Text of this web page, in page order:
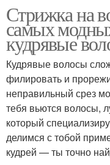
Стрижка на
самых
кудрявые
Кудрявые волосы
филировать и
неправильный срез
тебя вьются волосы,
который
делимся с тобой
кудрей — ты точно